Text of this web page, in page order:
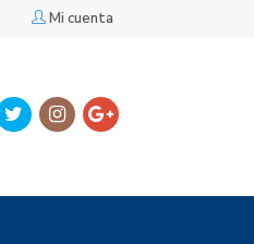
Mi cuenta